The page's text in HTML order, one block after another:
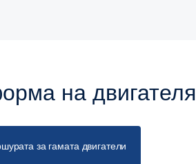
на двигателя
за гамата двигатели